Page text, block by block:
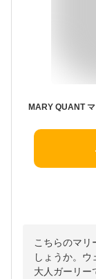
こちらのマ
しょうか。
大人ガーリー